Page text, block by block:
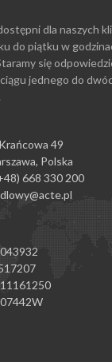
dla naszych
do piątku w
się
jednego do
49
Polska
668 330 200